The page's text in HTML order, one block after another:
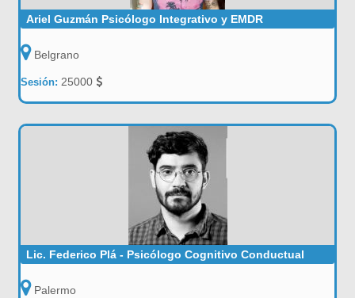
Ariel Guzmán Psicólogo Integrativo y EMDR
Belgrano
Sesión:25000
Lic. Federico Plá - Psicólogo Cognitivo Conductual
Palermo